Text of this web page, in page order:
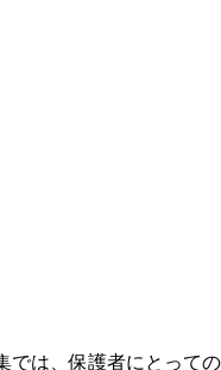
は、保護者にとって